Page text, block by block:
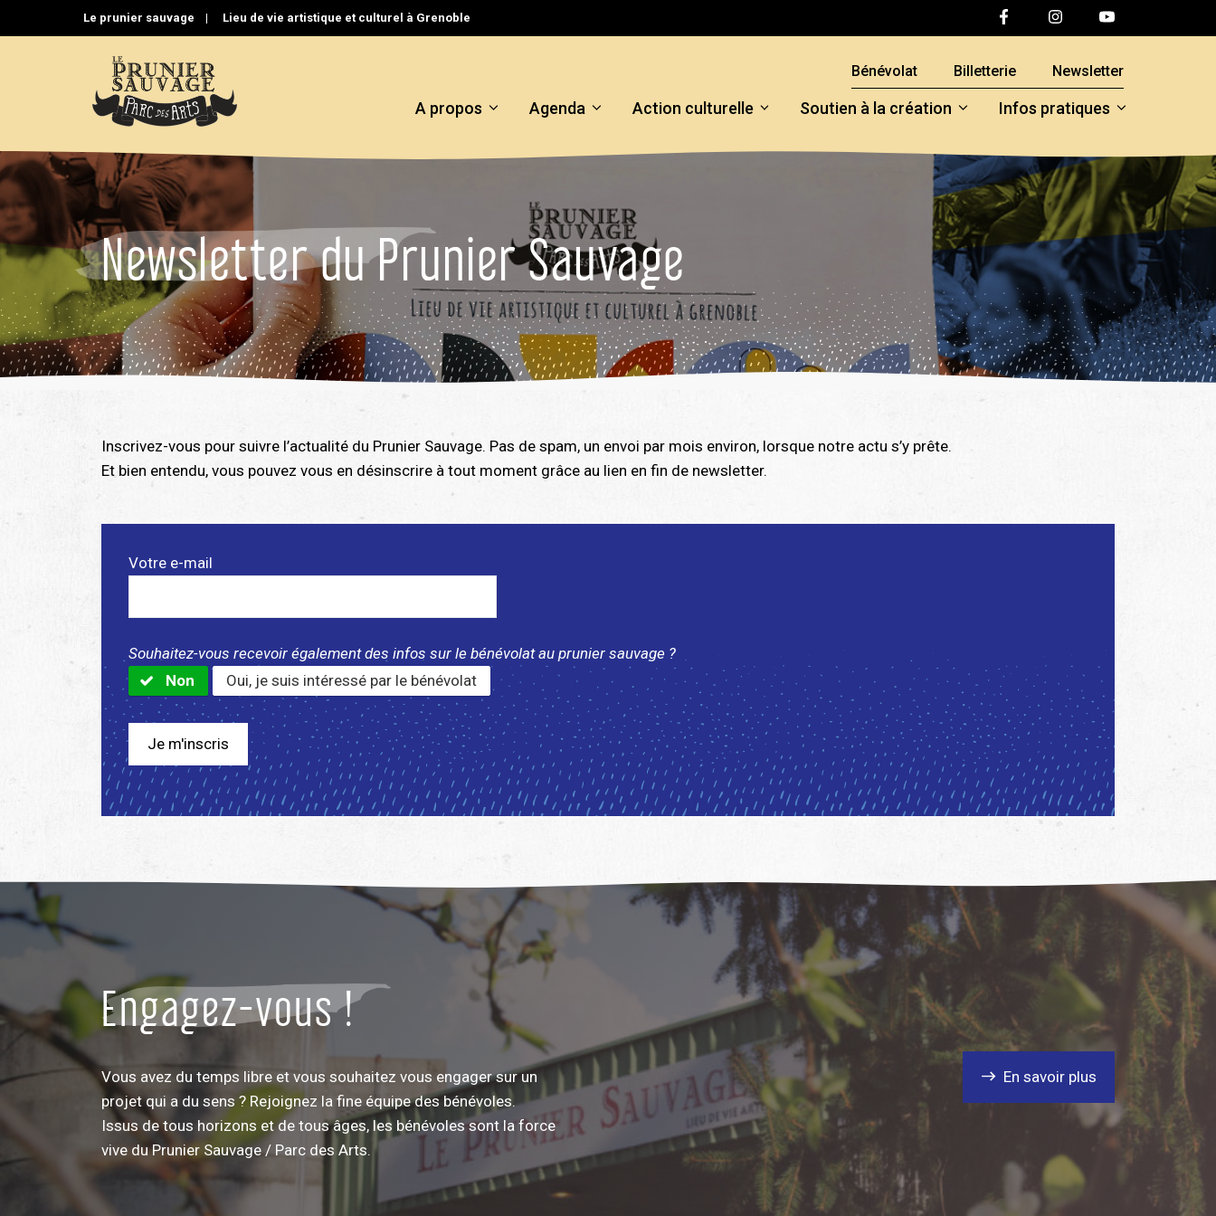
au
Le prunier sauvage | Lieu de vie artistique et culturel à Grenoble
A propos Agenda Action culturelle Soutien à la création Infos pratiques
Bénévolat Billetterie Newsletter
Newsletter du Prunier Sauvage
Inscrivez-vous pour suivre l’actualité du Prunier Sauvage. Pas de spam, un envoi par mois environ, lorsque notre actu s’y prête.
Et bien entendu, vous pouvez vous en désinscrire à tout moment grâce au lien en fin de newsletter.
Votre e-mail
Souhaitez-vous recevoir également des infos sur le bénévolat au prunier sauvage ?
Non
Oui, je suis intéressé par le bénévolat
Engagez-vous !
Vous avez du temps libre et vous souhaitez vous engager sur un
projet qui a du sens ? Rejoignez la fine équipe des bénévoles.
Issus de tous horizons et de tous âges, les bénévoles sont la force
vive du Prunier Sauvage / Parc des Arts.
En savoir plus